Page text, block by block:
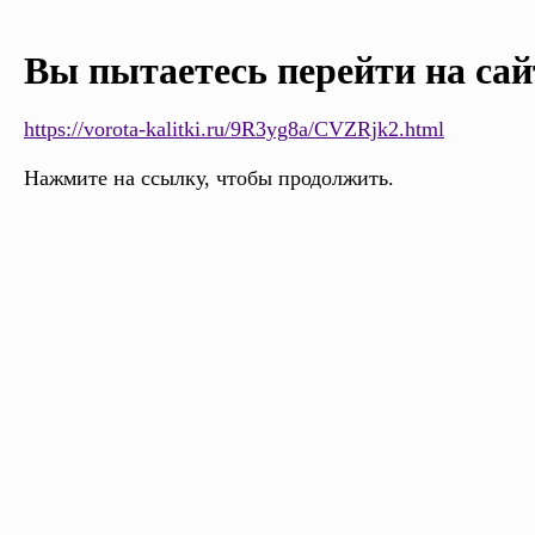
Вы пытаетесь перейти на
https://vorota-kalitki.ru/9R3yg8a/CVZRjk2.html
Нажмите на ссылку, чтобы продолжить.